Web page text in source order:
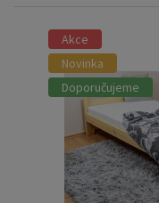
Akce
Novinka
Doporučujeme